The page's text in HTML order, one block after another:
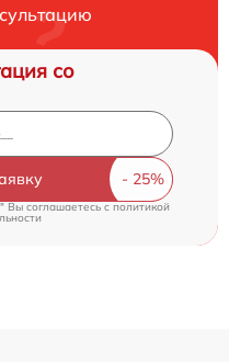
со
Вы соглашаетесь cполитикой